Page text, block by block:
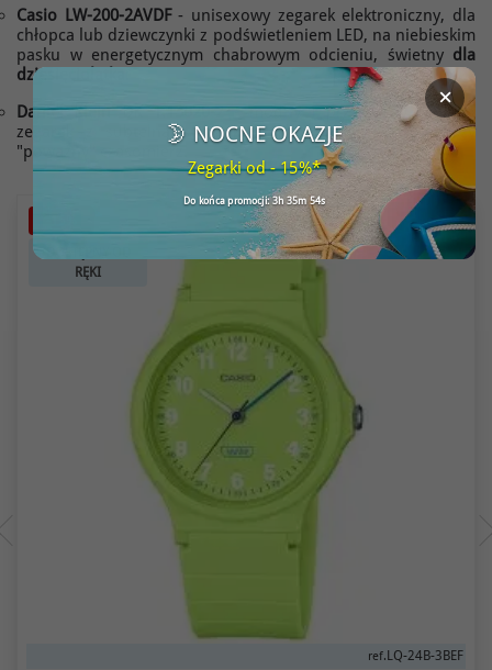
×
🌛 NOCNE OKAZJE
Zegarki od - 15%*
Do końca promocji: 3h 35m 54s
Casio LW-200-2AVDF- unisexowy zegarek elektroniczny, dla
chłopca lub dziewczynki z podświetleniem LED, na niebieskim
pasku w energetycznym chabrowym odcieniu, świetny dla
dziesięciolatka
Daniel Klein DK 1.13020-2- modny i przystępny cenowo
zegarek z subtelną stylistyką - doskonały jako pierwszy
"poważny" czasomierz.
RĘKI
ref. LQ-24B-3BEF